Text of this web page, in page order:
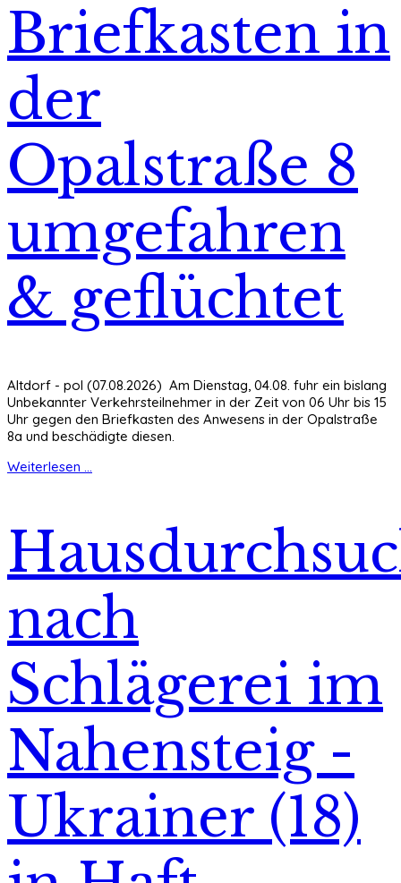
Briefkasten in
der
Opalstraße 8
umgefahren
& geflüchtet
Altdorf - pol (07.08.2026) Am Dienstag, 04.08. fuhr ein bislang
Unbekannter Verkehrsteilnehmer in der Zeit von 06 Uhr bis 15
Uhr gegen den Briefkasten des Anwesens in der Opalstraße
8a und beschädigte diesen.
Weiterlesen ...
nach
Schlägerei im
Nahensteig -
Ukrainer (18)